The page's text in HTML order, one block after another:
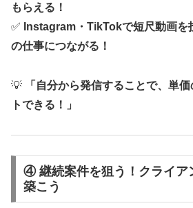
もらえる！
✅ Instagram・TikTokで短尺動画
の仕事につながる！
💡
「自分から発信することで、単
トできる！」
④ 継続案件を狙う！クライア
築こう